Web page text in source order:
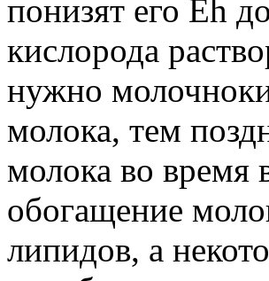
понизят его Eh
кислорода
нужно
молока, тем
молока во время
обогащение
липидов, а